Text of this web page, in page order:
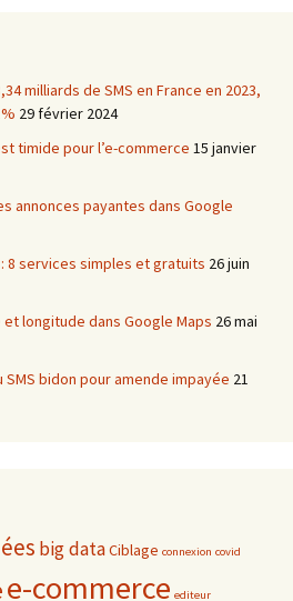
milliards de SMS en France en 2023,
29 février 2024
timide pour l’e-commerce 15 janvier
annonces payantes dans Google
8 services simples et gratuits 26 juin
longitude dans Google Maps 26 mai
SMS bidon pour amende impayée 21
big dataCiblage connexion covid
e-commerce editeur